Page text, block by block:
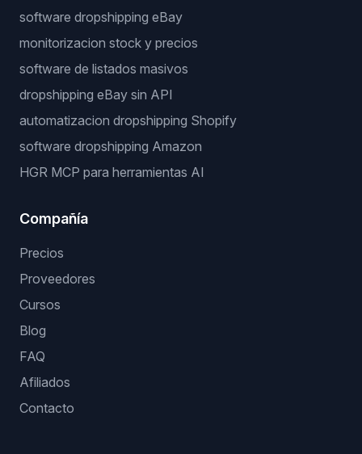
software dropshipping eBay
monitorizacion stock y precios
software de listados masivos
dropshipping eBay sin API
automatizacion dropshipping Shopify
software dropshipping Amazon
HGR MCP para herramientas AI
Compañía
Precios
Proveedores
Cursos
Blog
FAQ
Afiliados
Contacto